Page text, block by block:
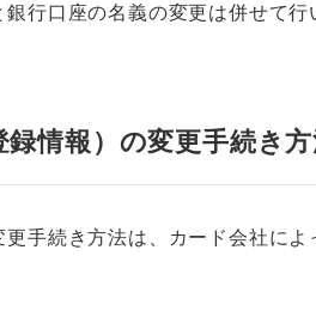
行口座の名義の変更は併せて行
情報）の変更手続き
手続き方法は、カード会社に